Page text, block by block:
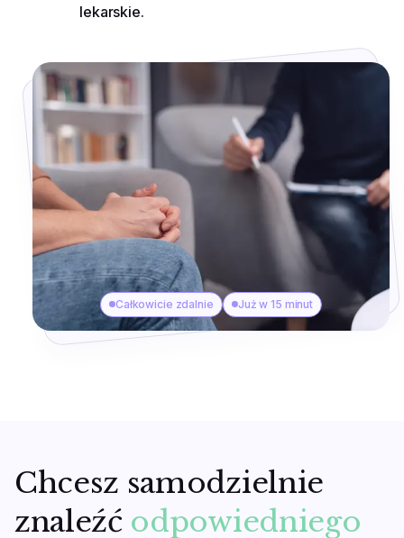
lekarskie.
Całkowicie zdalnie Już w 15 minut
Chcesz samodzielnie
znaleźć odpowiedniego